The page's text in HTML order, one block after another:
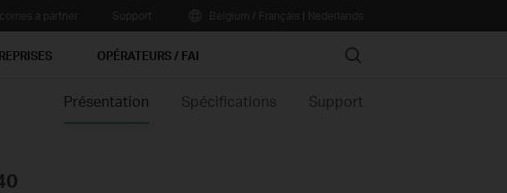
|
OPÉRATEURS / FAI Search
Présentation Spécifications Support